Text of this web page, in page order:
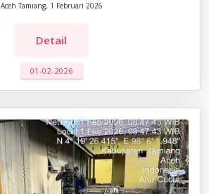
Aceh Tamiang, 1 Februari 2026
Detail
01-02-2026